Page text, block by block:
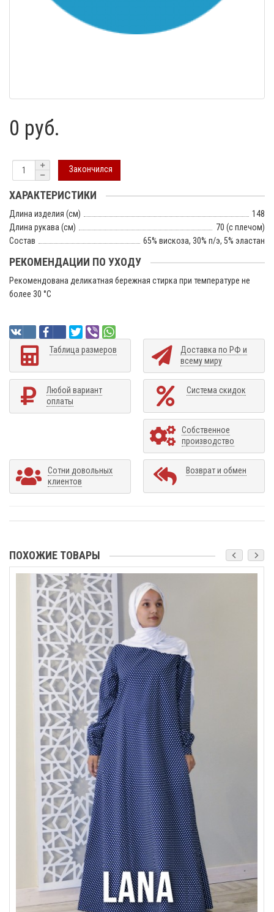
0 руб.
Закончился
ХАРАКТЕРИСТИКИ
Длина изделия (см)
148
Длина рукава (см)
70 (с плечом)
Состав
65% вискоза, 30% п/э, 5% эластан
РЕКОМЕНДАЦИИ ПО УХОДУ
Рекомендована деликатная бережная стирка при температуре не
более 30 °C
Таблица размеров
Доставка по РФ и
всему миру
Любой вариант
оплаты
Система скидок
Собственное
производство
Сотни довольных
клиентов
Возврат и обмен
ПОХОЖИЕ ТОВАРЫ